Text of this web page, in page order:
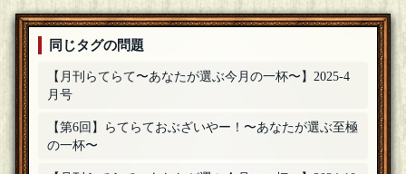
同じタグの問題
【月刊らてらて〜あなたが選ぶ今月の一杯〜】2025-4
月号
【第6回】らてらておぶざいやー！〜あなたが選ぶ至極
の一杯〜